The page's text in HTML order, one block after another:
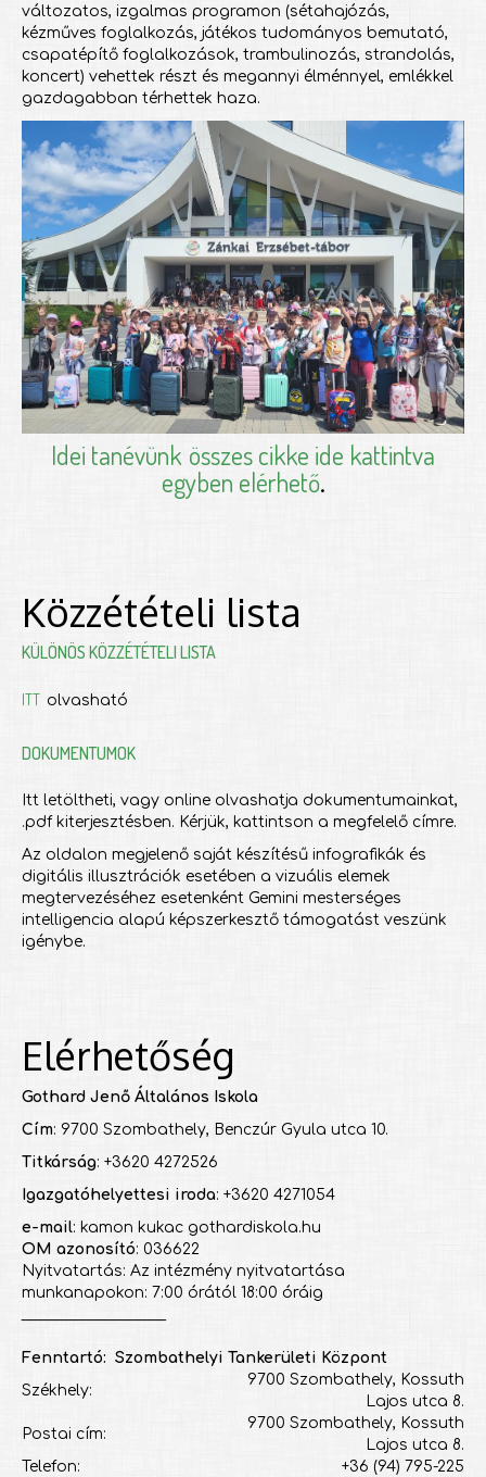
változatos, izgalmas programon (sétahajózás,
kézműves foglalkozás, játékos tudományos bemutató,
csapatépítő foglalkozások, trambulinozás, strandolás,
koncert) vehettek részt és megannyi élménnyel, emlékkel
gazdagabban térhettek haza.
Idei tanévünk összes cikke ide kattintva
egyben elérhető.
Közzétételi lista
KÜLÖNÖS KÖZZÉTÉTELI LISTA
ITT olvasható
DOKUMENTUMOK
Itt letöltheti, vagy online olvashatja dokumentumainkat,
.pdf kiterjesztésben. Kérjük, kattintson a megfelelő címre.
Az oldalon megjelenő saját készítésű infografikák és
digitális illusztrációk esetében a vizuális elemek
megtervezéséhez esetenként Gemini mesterséges
intelligencia alapú képszerkesztő támogatást veszünk
igénybe.
Elérhetőség
Gothard Jenő Általános Iskola
Cím: 9700 Szombathely, Benczúr Gyula utca 10.
Titkárság: +3620 4272526
Igazgatóhelyettesi iroda: +3620 4271054
e-mail: kamon kukac gothardiskola.hu
OM azonosító: 036622
Nyitvatartás: Az intézmény nyitvatartása
munkanapokon: 7:00 órától 18:00 óráig
Fenntartó: Szombathelyi Tankerületi Központ
Székhely:
9700 Szombathely, Kossuth
Lajos utca 8.
Postai cím:
9700 Szombathely, Kossuth
Lajos utca 8.
Telefon:
+36 (94) 795-225